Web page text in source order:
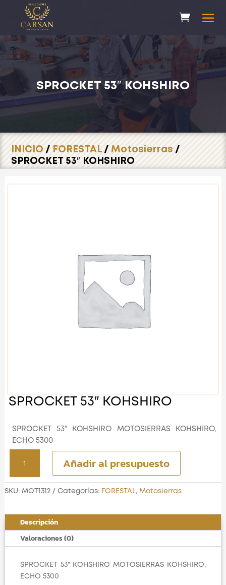
SPROCKET 53″ KOHSHIRO
INICIO/FORESTAL/Motosierras/
SPROCKET 53″ KOHSHIRO
SPROCKET 53″ KOHSHIRO
SPROCKET 53″ KOHSHIRO MOTOSIERRAS KOHSHIRO,
ECHO 5300
KOHSHIRO
cantidad
Añadir al presupuesto
SKU: MOT1312 Categorías: FORESTAL, Motosierras
Descripción
Valoraciones (0)
SPROCKET 53" KOHSHIRO MOTOSIERRAS KOHSHIRO,
ECHO 5300